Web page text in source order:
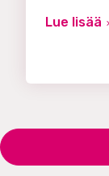
Lue lisää